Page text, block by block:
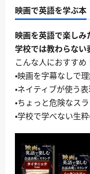
映画で英語を学ぶ本
映画を英語で楽しみ
学校では教わらない
こんな人におすすめ
・映画を字幕なしで
・ネイティブが使う
・ちょっと危険なス
・学校で学べない生